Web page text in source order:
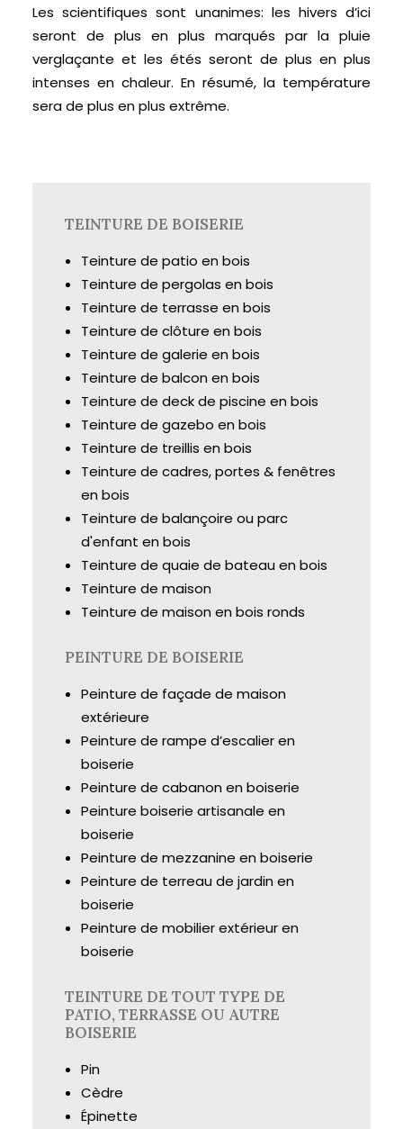
Les scientifiques sont unanimes: les hivers d’ici
seront de plus en plus marqués par la pluie
verglaçante et les étés seront de plus en plus
intenses en chaleur. En résumé, la température
sera de plus en plus extrême.
TEINTURE DE BOISERIE
Teinture de patio en bois
Teinture de pergolas en bois
Teinture de terrasse en bois
Teinture de clôture en bois
Teinture de galerie en bois
Teinture de balcon en bois
Teinture de deck de piscine en bois
Teinture de gazebo en bois
Teinture de treillis en bois
Teinture de cadres, portes & fenêtres
en bois
Teinture de balançoire ou parc
d'enfant en bois
Teinture de quaie de bateau en bois
Teinture de maison
Teinture de maison en bois ronds
PEINTURE DE BOISERIE
Peinture de façade de maison
extérieure
Peinture de rampe d’escalier en
boiserie
Peinture de cabanon en boiserie
Peinture boiserie artisanale en
boiserie
Peinture de mezzanine en boiserie
Peinture de terreau de jardin en
boiserie
Peinture de mobilier extérieur en
boiserie
TEINTURE DE TOUT TYPE DE
PATIO, TERRASSE OU AUTRE
BOISERIE
Pin
Cèdre
Épinette